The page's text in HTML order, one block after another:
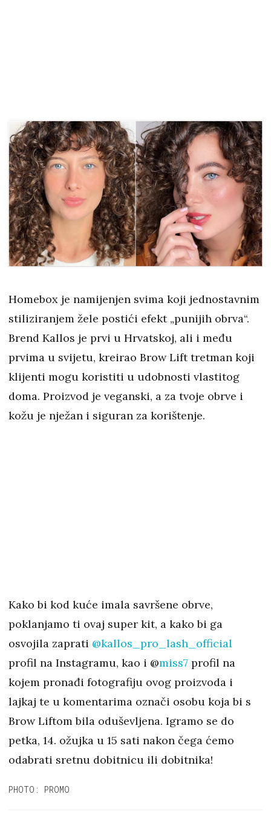
Homebox je namijenjen svima koji jednostavnim
stiliziranjem žele postići efekt „punijih obrva“.
Brend Kallos je prvi u Hrvatskoj, ali i među
prvima u svijetu, kreirao Brow Lift tretman koji
klijenti mogu koristiti u udobnosti vlastitog
doma. Proizvod je veganski, a za tvoje obrve i
kožu je nježan i siguran za korištenje.
Kako bi kod kuće imala savršene obrve,
poklanjamo ti ovaj super kit, a kako bi ga
osvojila zaprati @kallos_pro_lash_official
profil na Instagramu, kao i @miss7 profil na
kojem pronađi fotografiju ovog proizvoda i
lajkaj te u komentarima označi osobu koja bi s
Brow Liftom bila oduševljena. Igramo se do
petka, 14. ožujka u 15 sati nakon čega ćemo
odabrati sretnu dobitnicu ili dobitnika!
PHOTO: PROMO